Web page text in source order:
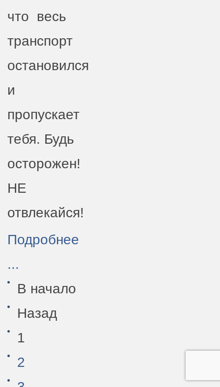
что весь
транспорт
остановился
и
пропускает
тебя. Будь
осторожен!
НЕ
отвлекайся!
Подробнее
...
В начало
Назад
1
2